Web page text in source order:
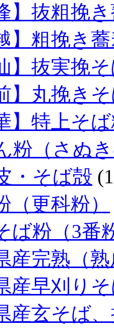
】抜粗挽
】粗挽き
】抜実挽
】丸挽き
】特上そ
粉（さぬ
・そば殻
（更科粉）
ば粉（3番
産完熟（
産早刈り
産玄そば